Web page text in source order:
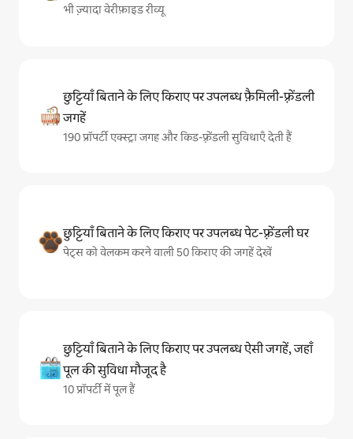
भी ज़्यादा वेरीफ़ाइड रीव्यू
छुट्टियाँ बिताने के लिए किराए पर उपलब्ध फ़ैमिली-फ़्रेंडली
जगहें
190 प्रॉपर्टी एक्स्ट्रा जगह और किड-फ़्रेंडली सुविधाएँ देती हैं
छुट्टियाँ बिताने के लिए किराए पर उपलब्ध पेट-फ़्रेंडली घर
पेट्स को वेलकम करने वाली 50 किराए की जगहें देखें
छुट्टियाँ बिताने के लिए किराए पर उपलब्ध ऐसी जगहें, जहाँ
पूल की सुविधा मौजूद है
10 प्रॉपर्टी में पूल हैं